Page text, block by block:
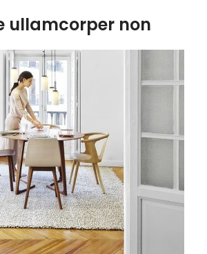
ullamcorper non